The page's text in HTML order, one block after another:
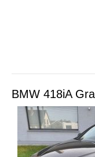
BMW 418iA